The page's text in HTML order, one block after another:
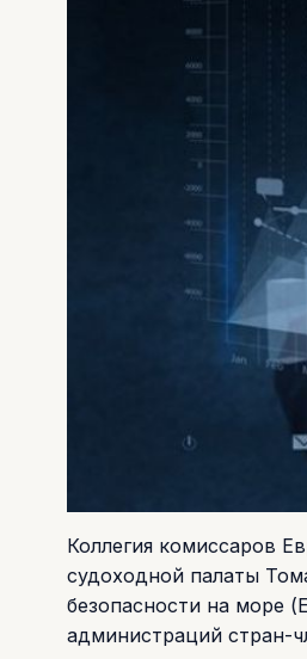
Коллегия комиссаров
судоходной палаты
безопасности на море
администраций стран-